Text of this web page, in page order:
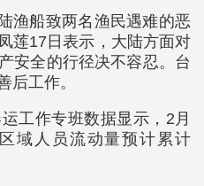
渔船致两名渔民遇难的恶
莲17日表示，大陆方面对
安全的行径决不容忍。台
后工作。
工作专班数据显示，2月
域人员流动量预计累计